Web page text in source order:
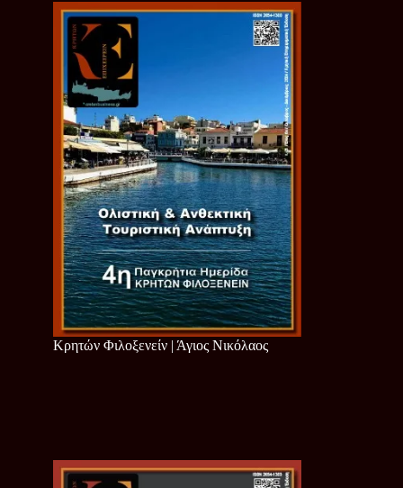
Κρητών Φιλοξενείν | Άγιος Νικόλαος